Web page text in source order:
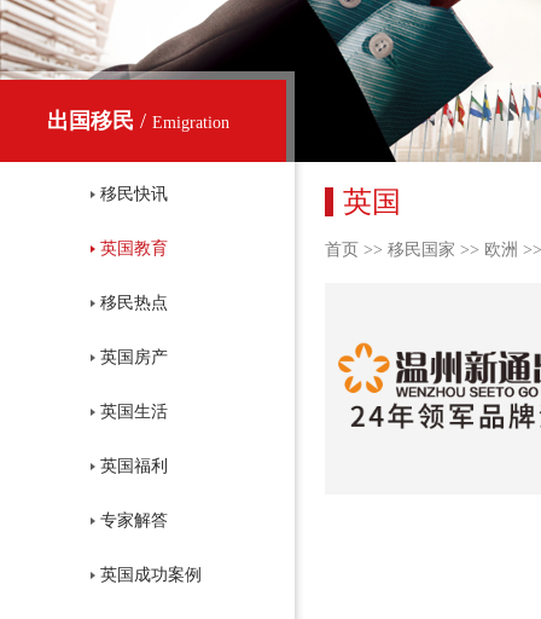
出国移民 / Emigration
移民快讯
英国教育
移民热点
英国房产
英国生活
英国福利
专家解答
英国成功案例
英国
首页 >> 移民国家 >> 欧洲